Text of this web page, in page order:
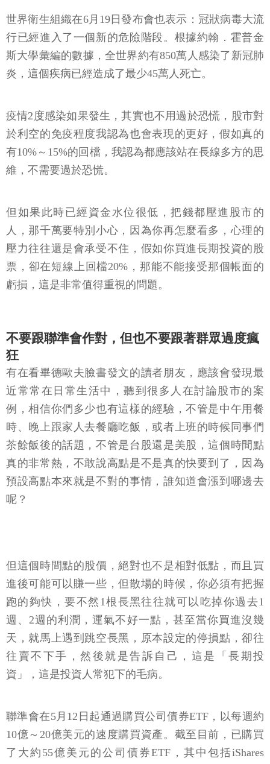
世界衛生組織在6月19日發布會也表示：冠狀病毒大流
行已經進入了一個新的危險階段。根據約翰．霍普金
斯大學彙編的數據，全世界約有850萬人感染了新冠肺
炎，這個疾病已經造成了最少45萬人死亡。
疫情2度感染如果發生，其實也不用過於恐慌，股市對
於利空的免疫程度我認為也會表現的更好，假如真的
有10%～15%的回檔，我認為都應該站在長線多方的思
維，不需要過於恐慌。
但如果此時已經資金水位很低，把錢都壓進股市的
人，那千萬要特別小心，因為你再怎麼看多，心理的
壓力往往還是會承受不住，假如你買進長期投資的股
票，卻在短線上回檔20%，那能不能接受那個帳面的
虧損，這是非常值得重視的問題。
不要跟聯準會作對，但也不要跟著群眾過度瘋
狂
有在看畢德歐夫臉書發文的讀者朋友，應該會發現最
近常常在日常生活中，聽到很多人在討論股市的案
例，相信你們多少也有這樣的經驗，不管是中午用餐
時、晚上跟家人去餐廳吃飯，或者上班的時候同事們
茶餘飯後的話題，不管是台股還是美股，這個時間點
真的非常熱，不敢說高點是不是真的快要到了，因為
預設高點本來就是不對的事情，誰知道會漲到哪邊去
呢？
但這個時間點的股價，絕對也不是相對低點，而且買
進後可能可以賺一些，但散場的時候，你必須有把握
跑的夠快，要不然1根長黑往往就可以吃掉你過去1
週、2週的利潤，運氣不好一點，甚至當你買進沒幾
天，就馬上遇到跳空長黑，原本設定的停損點，卻往
往賣不下手，然後就是告訴自己，這是「長期投
資」，這是投資人常犯下的毛病。
聯準會在5月12日起通過購買公司債券ETF，以每週約
10億～20億美元的速度購買資產。截至目前，已購買
了大約55億美元的公司債券ETF，其中包括iShares